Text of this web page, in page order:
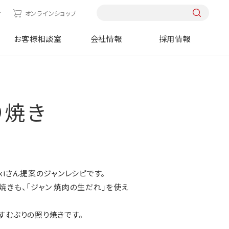
オンラインショップ
お客様相談室 会社情報 採用情報
き
ん提案のジャンレシピです。
も、「ジャン 焼肉の生だれ」を使え
ぶりの照り焼きです。